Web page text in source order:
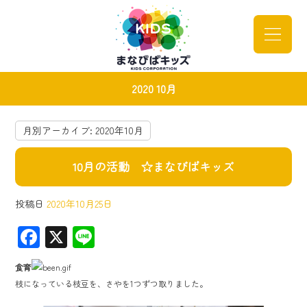
2020 10月
月別アーカイブ:2020年10月
10月の活動 ☆まなびばキッズ
投稿日 2020年10月25日
F
ac
e
X
食育
枝になっている枝豆を、さやを1つずつ取りました。